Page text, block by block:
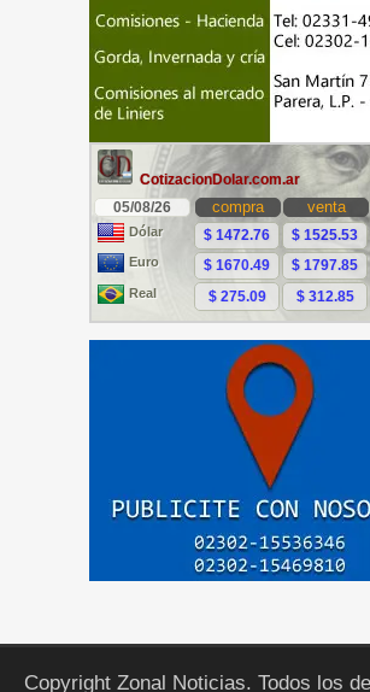
Copyright Zonal Noticias. Todos los